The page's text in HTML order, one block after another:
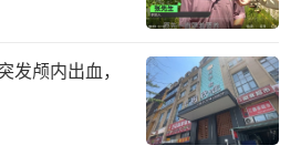
发颅内出血，